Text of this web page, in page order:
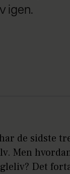
igen.
de sidste
Men
Det